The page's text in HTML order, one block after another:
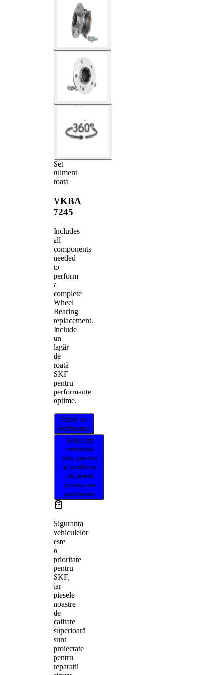
Set
rulment
roata
VKBA
7245
Includes
all
components
needed
to
perform
a
complete
Wheel
Bearing
replacement.
Include
un
lagăr
de
roată
SKF
pentru
performanțe
optime.
Găsiți un
distribuitor
Selectați
vehiculul
dvs. pentru
a confirma
că acest
produs se
potrivește
Siguranța
vehiculelor
este
o
prioritate
pentru
SKF,
iar
piesele
noastre
de
calitate
superioară
sunt
proiectate
pentru
reparații